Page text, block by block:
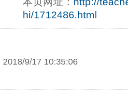
hi/1712486.html
2018/9/17 10:35:06